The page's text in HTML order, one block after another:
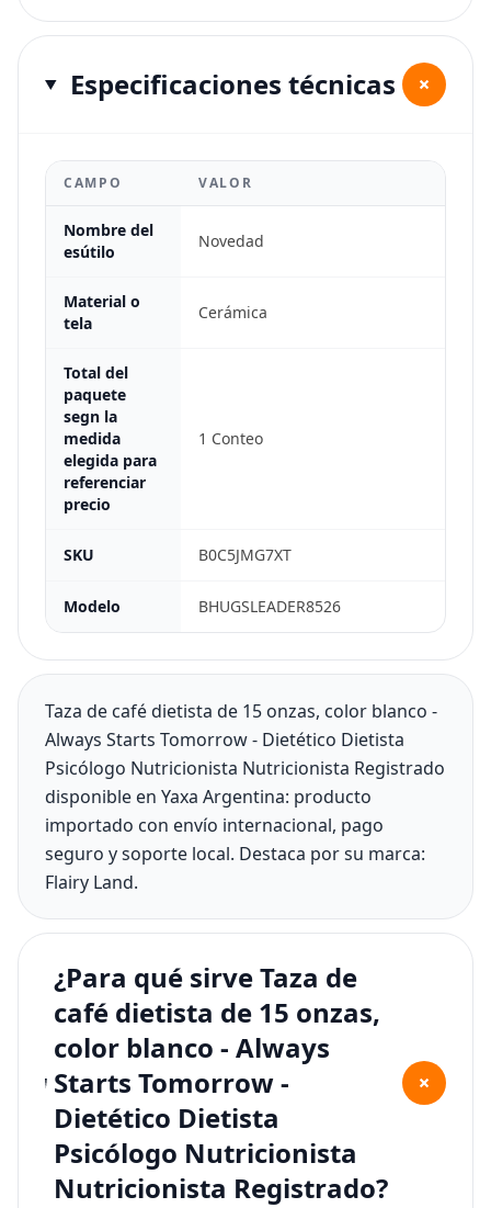
Especificaciones técnicas +
CAMPO VALOR
Nombre del
esútilo
Novedad
Material o
tela
Cerámica
Total del
paquete
segn la
medida
elegida para
referenciar
precio
1 Conteo
SKU B0C5JMG7XT
Modelo BHUGSLEADER8526
Taza de café dietista de 15 onzas, color blanco -
Always Starts Tomorrow - Dietético Dietista
Psicólogo Nutricionista Nutricionista Registrado
disponible en Yaxa Argentina: producto
importado con envío internacional, pago
seguro y soporte local. Destaca por su marca:
Flairy Land.
¿Para qué sirve Taza de
café dietista de 15 onzas,
color blanco - Always
Starts Tomorrow -
Dietético Dietista
Psicólogo Nutricionista
Nutricionista Registrado?
+